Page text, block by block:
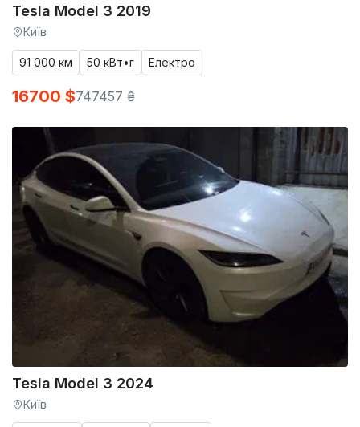
Tesla Model 3 2019
Київ
91 000 км 50 кВт•г Електро
16700 $747457 ₴
Tesla Model 3 2024
Київ